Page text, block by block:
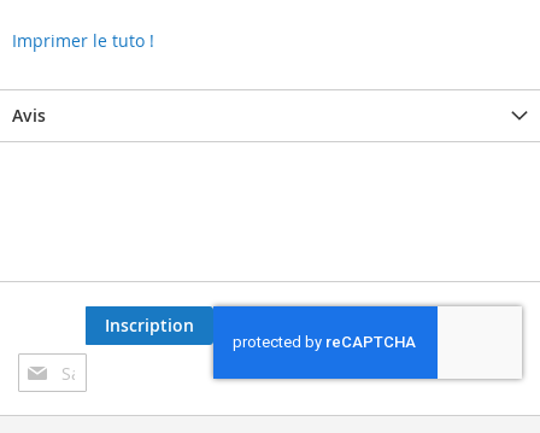
Imprimer le tuto !
Avis
Inscription
à
notre
Inscription